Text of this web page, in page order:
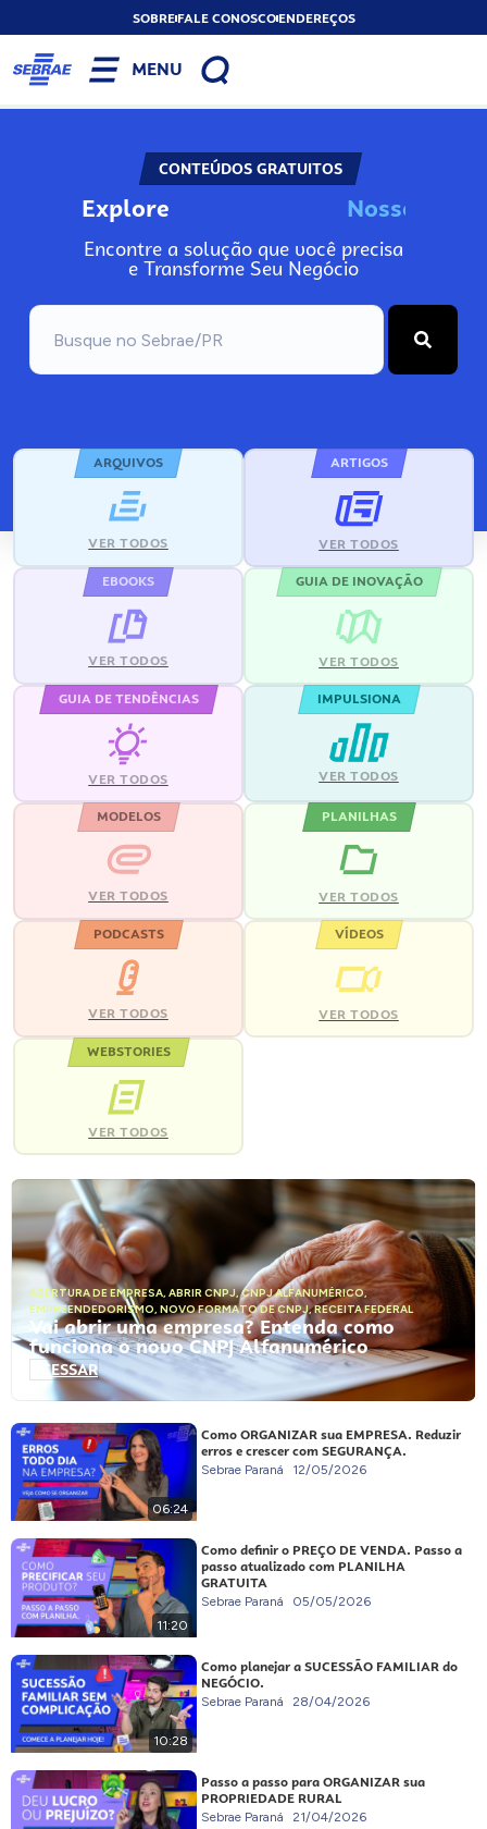
SOBREFALE CONOSCOENDEREÇOS
MENU
CONTEÚDOS GRATUITOS
Explore No
Encontre a solução que você precisa
e Transforme Seu Negócio
ARQUIVOS
VER TODOS
ARTIGOS
VER TODOS
EBOOKS
VER TODOS
GUIA DE INOVAÇÃO
VER TODOS
GUIA DE TENDÊNCIAS
VER TODOS
IMPULSIONA
VER TODOS
MODELOS
VER TODOS
PLANILHAS
VER TODOS
PODCASTS
VER TODOS
VÍDEOS
VER TODOS
WEBSTORIES
VER TODOS
ABERTURA DE EMPRESA, ABRIR CNPJ,CNPJ ALFANUMÉRICO,
EMPREENDEDORISMO, NOVO FORMATO DE CNPJ,RECEITA FEDERAL
Vai abrir uma empresa? Entenda como
funciona o novo CNPJ Alfanumérico
ACESSAR
06:24
Como ORGANIZAR sua EMPRESA. Reduzir
erros e crescer com SEGURANÇA.
Sebrae Paraná 12/05/2026
11:20
Como definir o PREÇO DE VENDA. Passo a
passo atualizado com PLANILHA
GRATUITA
Sebrae Paraná 05/05/2026
10:28
Como planejar a SUCESSÃO FAMILIAR do
NEGÓCIO.
Sebrae Paraná 28/04/2026
Passo a passo para ORGANIZAR sua
PROPRIEDADE RURAL
Sebrae Paraná 21/04/2026